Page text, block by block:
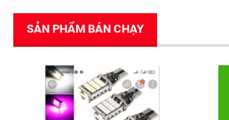
SẢN PHẨM BÁN CHẠY